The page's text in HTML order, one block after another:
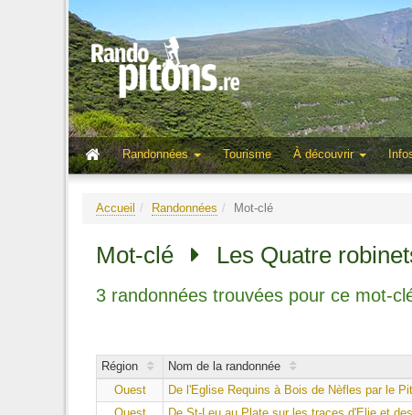
Randonnées
Tourisme À découvrir
Accueil Randonnées Mot-clé
Mot-clé Les Quatre
3 randonnées trouvées pour ce mot-
Région Nom de la randonnée
Ouest
De l'Eglise Requins à Bois de Nèfles par le